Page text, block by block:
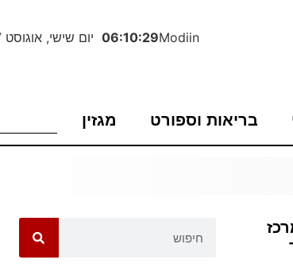
Modiin
06:10:29 יום שישי, אוגוסט 7, 2026
בריאות וספורט מגזין